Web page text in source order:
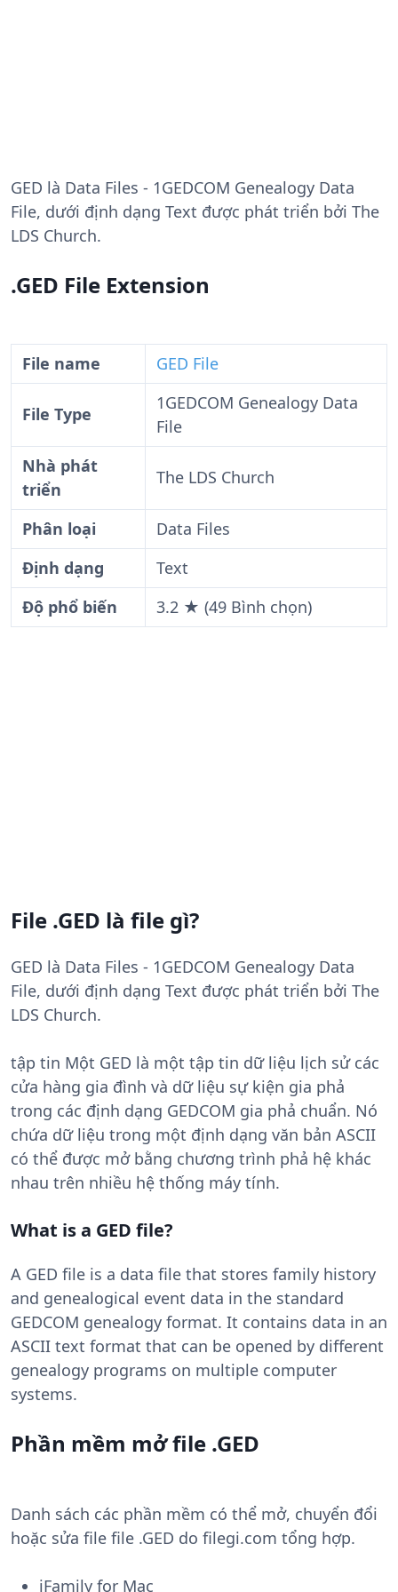
GED là Data Files - 1GEDCOM Genealogy Data
File, dưới định dạng Text được phát triển bởi The
LDS Church.
.GED File Extension
File name GED File
File Type
1GEDCOM Genealogy Data
File
Nhà phát
triển
The LDS Church
Phân loại
Data Files
Định dạng
Text
Độ phổ biến
3.2 ★ (49 Bình chọn)
File .GED là file gì?
GED là Data Files - 1GEDCOM Genealogy Data
File, dưới định dạng Text được phát triển bởi The
LDS Church.
tập tin Một GED là một tập tin dữ liệu lịch sử các
cửa hàng gia đình và dữ liệu sự kiện gia phả
trong các định dạng GEDCOM gia phả chuẩn. Nó
chứa dữ liệu trong một định dạng văn bản ASCII
có thể được mở bằng chương trình phả hệ khác
nhau trên nhiều hệ thống máy tính.
What is a GED file?
A GED file is a data file that stores family history
and genealogical event data in the standard
GEDCOM genealogy format. It contains data in an
ASCII text format that can be opened by different
genealogy programs on multiple computer
systems.
Phần mềm mở file .GED
Danh sách các phần mềm có thể mở, chuyển đổi
hoặc sửa file file .GED do filegi.com tổng hợp.
iFamily for Mac